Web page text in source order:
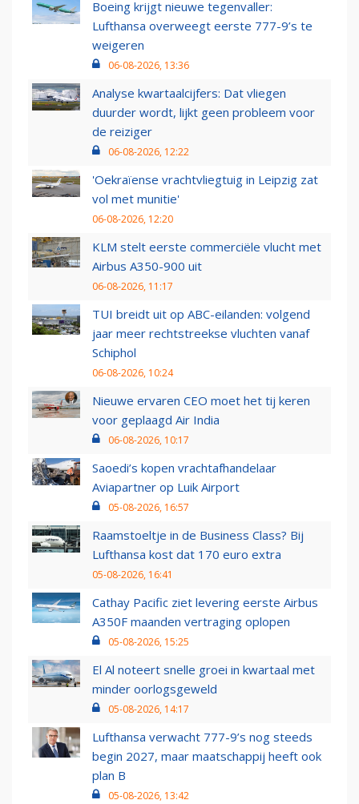
Boeing krijgt nieuwe tegenvaller:
Lufthansa overweegt eerste 777-9’s te
weigeren
06-08-2026, 13:36
Analyse kwartaalcijfers: Dat vliegen
duurder wordt, lijkt geen probleem voor
de reiziger
06-08-2026, 12:22
'Oekraïense vrachtvliegtuig in Leipzig zat
vol met munitie'
06-08-2026, 12:20
KLM stelt eerste commerciële vlucht met
Airbus A350-900 uit
06-08-2026, 11:17
TUI breidt uit op ABC-eilanden: volgend
jaar meer rechtstreekse vluchten vanaf
Schiphol
06-08-2026, 10:24
Nieuwe ervaren CEO moet het tij keren
voor geplaagd Air India
06-08-2026, 10:17
Saoedi’s kopen vrachtafhandelaar
Aviapartner op Luik Airport
05-08-2026, 16:57
Raamstoeltje in de Business Class? Bij
Lufthansa kost dat 170 euro extra
05-08-2026, 16:41
Cathay Pacific ziet levering eerste Airbus
A350F maanden vertraging oplopen
05-08-2026, 15:25
El Al noteert snelle groei in kwartaal met
minder oorlogsgeweld
05-08-2026, 14:17
Lufthansa verwacht 777-9’s nog steeds
begin 2027, maar maatschappij heeft ook
plan B
05-08-2026, 13:42